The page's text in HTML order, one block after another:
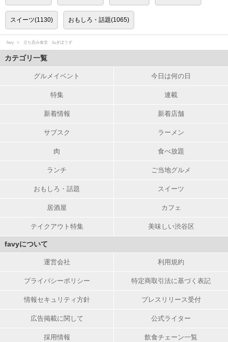
スイーツ(1130) おもしろ・話題(1065)
favy 立ち呑み食堂 ねぎぼうず
カテゴリ一覧
グルメイベント 今日は何の日
特集 連載
新着情報 新着店舗
サブスク ラーメン
肉 食べ放題
ランチ ご当地グルメ
おもしろ・話題 スイーツ
居酒屋 カフェ
テイクアウト特集 美味しい渋谷区
favyについて
運営会社 利用規約
プライバシーポリシー 特定商取引法に基づく表記
情報セキュリティ方針 プレスリリース受付
広告掲載に関して 公式ライター
採用情報 飲食チェーン一覧